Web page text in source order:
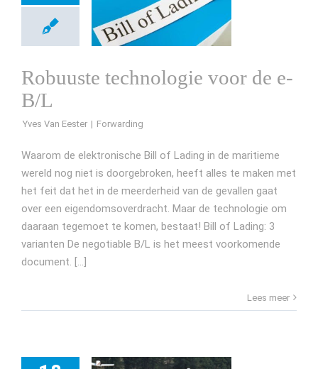
Robuuste technologie voor de e-
B/L
Yves Van Eester
Waarom de elektronische Bill of Lading in de maritieme
wereld nog niet is doorgebroken, heeft alles te maken met
het feit dat het in de meerderheid van de gevallen gaat
over een eigendomsoverdracht. Maar de technologie om
daaraan tegemoet te komen, bestaat! Bill of Lading: 3
varianten De negotiable B/L is het meest voorkomende
document. [...]
Lees meer